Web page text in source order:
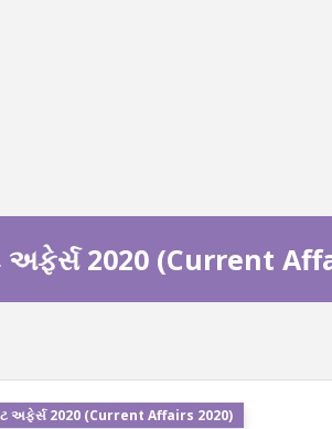
અફેર્સ 2020 (Current
અફેર્સ 2020 (Current Affairs 2020)